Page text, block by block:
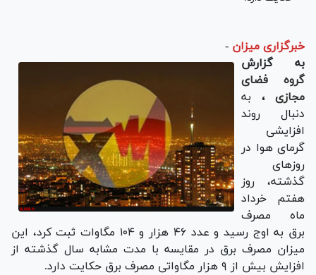
خبرگزاری میزان -
به گزارش
گروه فضای
مجازی
، به
دنبال روند
افزایشی
گرمای هوا در
روزهای
گذشته، روز
هفتم خرداد
ماه مصرف
برق به اوج رسید و عدد ۴۶ هزار و ۱۰۴ مگاوات ثبت کرد، این
میزان مصرف برق در مقایسه با مدت مشابه سال گذشته از
افزایش بیش از ۹ هزار مگاواتی مصرف برق حکایت دارد.